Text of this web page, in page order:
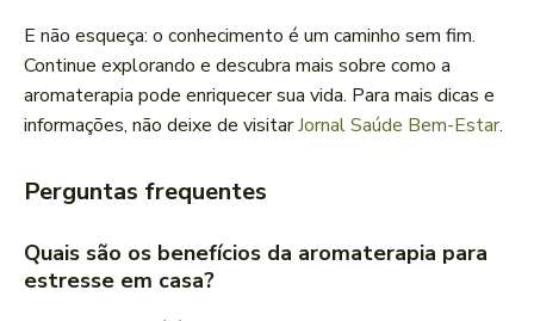
E não esqueça: o conhecimento é um caminho sem fim.
Continue explorando e descubra mais sobre como a
aromaterapia pode enriquecer sua vida. Para mais dicas e
informações, não deixe de visitarJornal Saúde Bem-Estar.
Perguntas frequentes
Quais são os benefícios da aromaterapia para
estresse em casa?